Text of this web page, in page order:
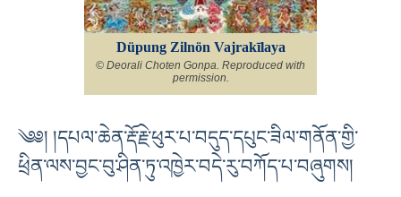
Düpung Zilnön Vajrakīlaya
© Deorali Choten Gonpa. Reproduced with
permission.
༄༅། །དཔལ་ཆེན་རྡོ་རྗེ་ཕུར་པ་བདུད་དཔུང་ཟིལ་གནོན་གྱི་
ཕྲིན་ལས་བྱང་བུ་ཤིན་ཏུ་འཁྱེར་བདེ་རུ་བཀོད་པ་བཞུགས།